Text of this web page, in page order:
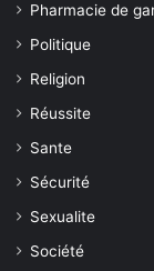
Pharmacie de
Politique
Religion
Réussite
Sante
Sécurité
Sexualite
Société